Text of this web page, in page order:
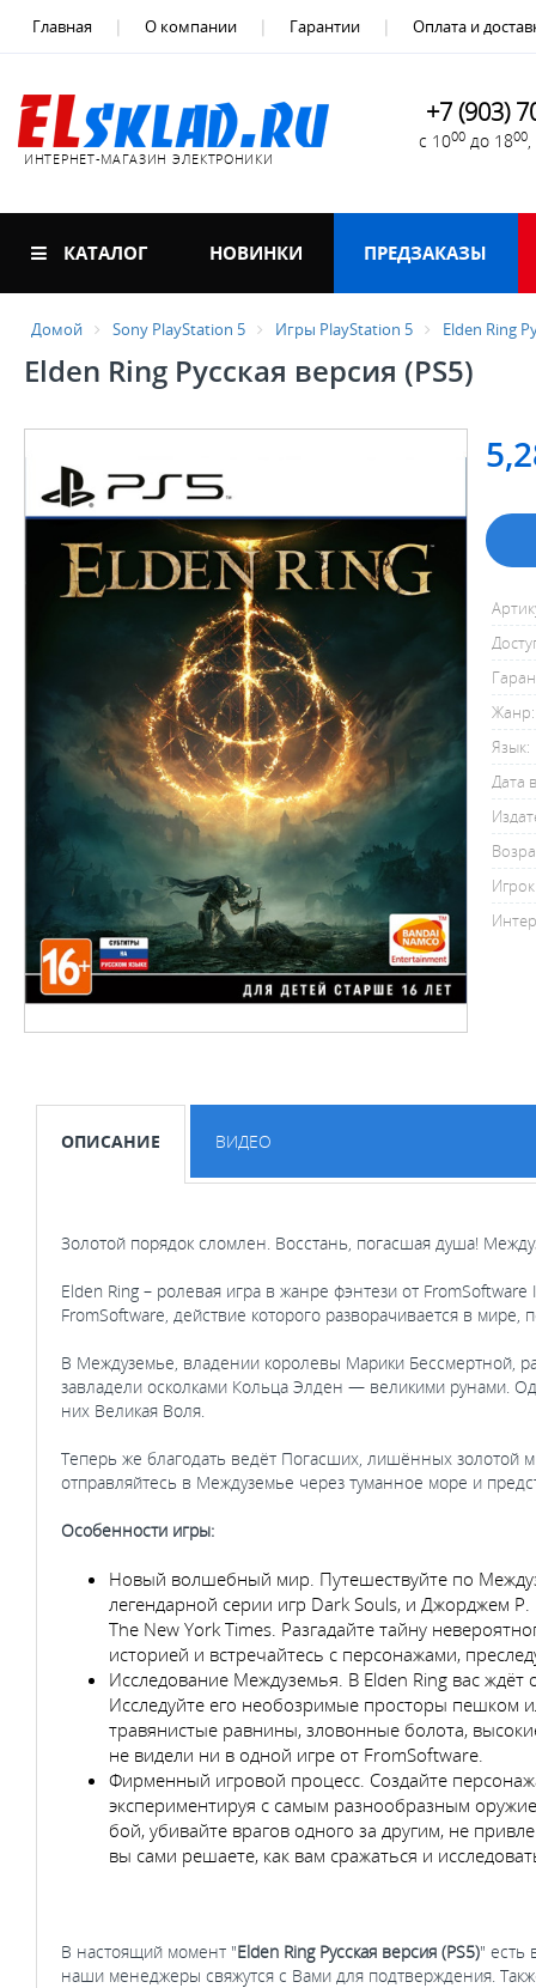
Главная О компании Гарантии Оплата и
ИНТЕРНЕТ-МАГАЗИН ЭЛЕКТРОНИКИ
+7 (903)
с 1000 до 1800
КАТАЛОГ НОВИНКИ ПРЕДЗАКАЗЫ
Домой Sony PlayStation 5 Игры PlayStation 5 Elden Ring
Elden Ring Русская версия (PS5)
Жанр:
Язык:
Дата
ОПИСАНИЕ ВИДЕО
Золотой порядок сломлен. Восстань, погасшая душа!
Elden Ring – ролевая игра в жанре фэнтези от
FromSoftware, действие которого разворачивается в мире,
В Междуземье, владении королевы Марики Бессмертной,
завладели осколками Кольца Элден — великими рунами.
них Великая Воля.
Теперь же благодать ведёт Погасших, лишённых золотой
отправляйтесь в Междуземье через туманное море и
Особенности игры:
Новый волшебный мир. Путешествуйте по
легендарной серии игр Dark Souls, и Джорджем
The New York Times. Разгадайте тайну
историей и встречайтесь с персонажами,
Исследование Междуземья. В Elden Ring вас
Исследуйте его необозримые просторы пешком
травянистые равнины, зловонные болота,
не видели ни в одной игре от FromSoftware.
Фирменный игровой процесс. Создайте
экспериментируя с самым разнообразным
бой, убивайте врагов одного за другим, не
вы сами решаете, как вам сражаться и
В настоящий момент "Elden Ring Русская версия (PS5)" есть
наши менеджеры свяжутся с Вами для подтверждения.